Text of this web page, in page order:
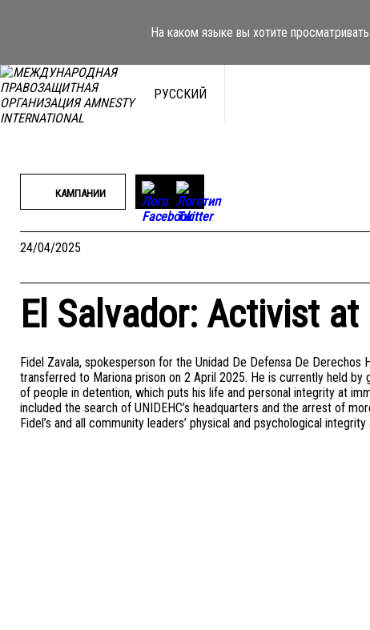
На каком языке вы хотите
РУССКИЙ
КАМПАНИИ
24/04/2025
El Salvador: Activist
Fidel Zavala, spokesperson for the Unidad De Defensa De Derechos
transferred to Mariona prison on 2 April 2025. He is currently held
of people in detention, which puts his life and personal integrity at
included the search of UNIDEHC’s headquarters and the arrest of
Fidel’s and all community leaders’ physical and psychological